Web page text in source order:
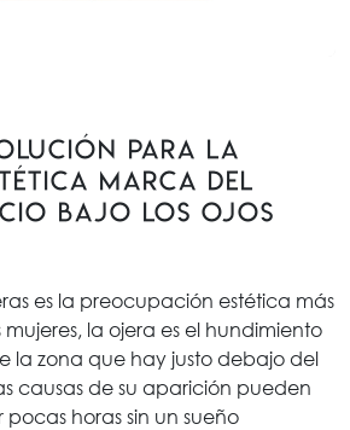
para la
marca del
bajo los ojos
es la preocupación estética más
la ojera es el hundimiento
la zona que hay justo debajo del
causas de su aparición pueden
horas sin un sueño